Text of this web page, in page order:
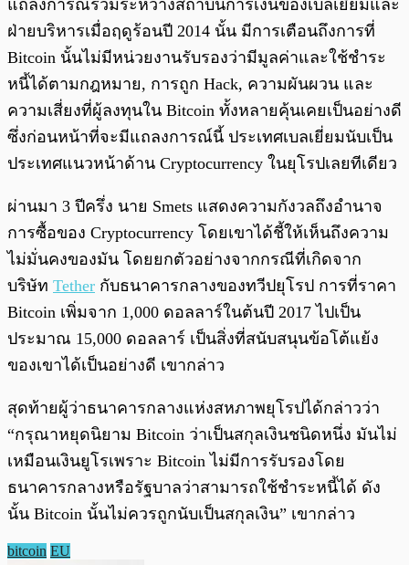
แถลงการณ์ร่วมระหว่างสถาบันการเงินของเบลเยี่ยมและ
ฝ่ายบริหารเมื่อฤดูร้อนปี 2014 นั้น มีการเตือนถึงการที่
Bitcoin นั้นไม่มีหน่วยงานรับรองว่ามีมูลค่าและใช้ชำระ
หนี้ได้ตามกฎหมาย, การถูก Hack, ความผันผวน และ
ความเสี่ยงที่ผู้ลงทุนใน Bitcoin ทั้งหลายคุ้นเคยเป็นอย่างดี
ซึ่งก่อนหน้าที่จะมีแถลงการณ์นี้ ประเทศเบลเยี่ยมนับเป็น
ประเทศแนวหน้าด้าน Cryptocurrency ในยุโรปเลยทีเดียว
ผ่านมา 3 ปีครึ่ง นาย Smets แสดงความกังวลถึงอำนาจ
การซื้อของ Cryptocurrency โดยเขาได้ชี้ให้เห็นถึงความ
ไม่มั่นคงของมัน โดยยกตัวอย่างจากกรณีที่เกิดจาก
บริษัท Tether กับธนาคารกลางของทวีปยุโรป การที่ราคา
Bitcoin เพิ่มจาก 1,000 ดอลลาร์ในต้นปี 2017 ไปเป็น
ประมาณ 15,000 ดอลลาร์ เป็นสิ่งที่สนับสนุนข้อโต้แย้ง
ของเขาได้เป็นอย่างดี เขากล่าว
สุดท้ายผู้ว่าธนาคารกลางแห่งสหภาพยุโรปได้กล่าวว่า
“กรุณาหยุดนิยาม Bitcoin ว่าเป็นสกุลเงินชนิดหนึ่ง มันไม่
เหมือนเงินยูโรเพราะ Bitcoin ไม่มีการรับรองโดย
ธนาคารกลางหรือรัฐบาลว่าสามารถใช้ชำระหนี้ได้ ดัง
นั้น Bitcoin นั้นไม่ควรถูกนับเป็นสกุลเงิน” เขากล่าว
bitcoin EU